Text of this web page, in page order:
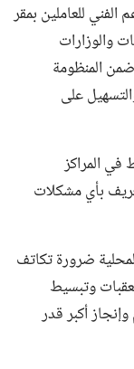
للعاملين بمقر
والوزارات
المنظومة
على
في المراكز
بأي مشكلات
ضرورة تكاتف
وتبسيط
أكبر قدر